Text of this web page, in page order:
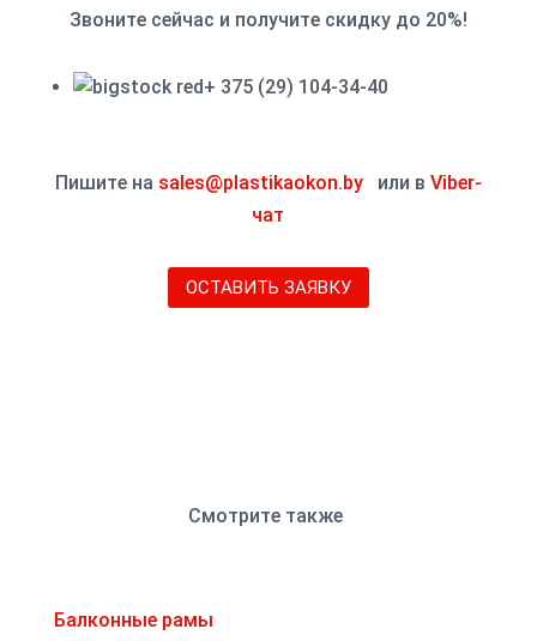
Звоните сейчас и получите скидку до 20%!
+ 375 (29) 104-34-40
Пишите на sales@plastikaokon.by или в Viber-
чат
ОСТАВИТЬ ЗАЯВКУ
Смотрите также
Балконные рамы